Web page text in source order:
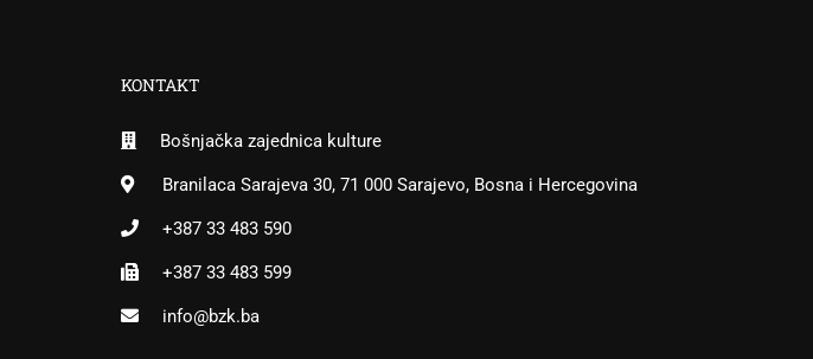
KONTAKT
Bošnjačka zajednica kulture
Branilaca Sarajeva 30, 71 000 Sarajevo, Bosna i Hercegovina
+387 33 483 590
+387 33 483 599
info@bzk.ba